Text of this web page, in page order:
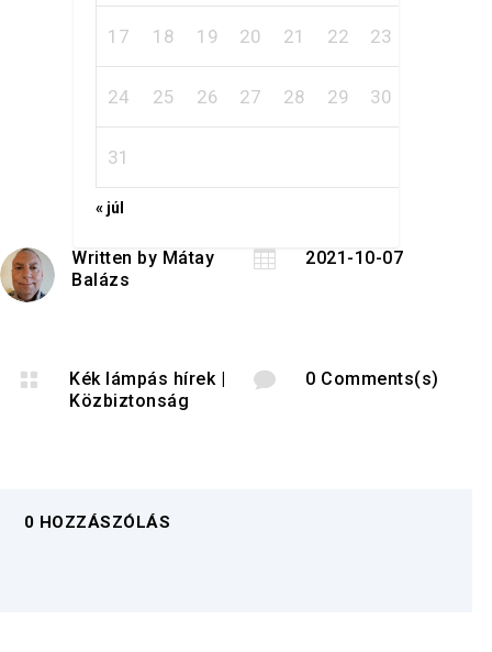
17 18 19 20 21 22 23
24 25 26 27 28 29 30
31
« júl
Written by Mátay
Balázs
 2021-10-07
 Kék lámpás hírek |
Közbiztonság
 0 Comments(s)
0 HOZZÁSZÓLÁS